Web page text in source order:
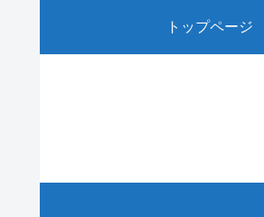
トップページ